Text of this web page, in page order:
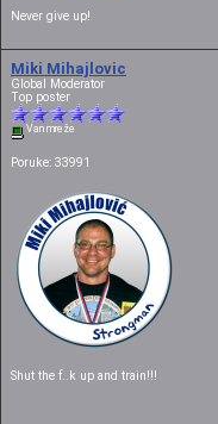
Never give up!
Miki Mihajlovic
Global Moderator
Top poster
Van mreže
Poruke: 33991
Shut the f..k up and train!!!